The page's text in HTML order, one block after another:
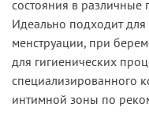
состояния в
Идеально подходит
менструации, при
для гигиенических
специализированного
интимной зоны по